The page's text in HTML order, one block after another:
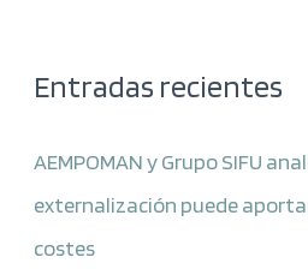
Entradas recientes
AEMPOMAN y Grupo SIFU
externalización puede
costes